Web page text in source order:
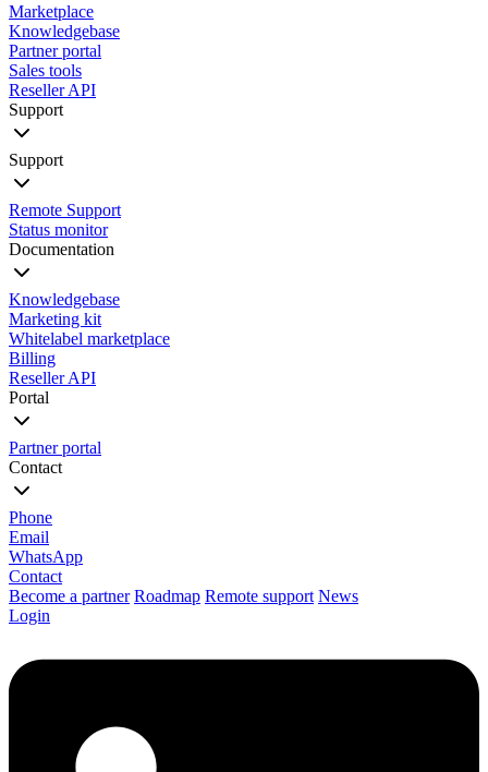
Marketplace
Knowledgebase
Partner portal
Sales tools
Reseller API
Support
Support
Remote Support
Status monitor
Documentation
Knowledgebase
Marketing kit
Whitelabel marketplace
Billing
Reseller API
Portal
Partner portal
Contact
Phone
Email
WhatsApp
Contact
Become a partner Roadmap Remote support News
Login